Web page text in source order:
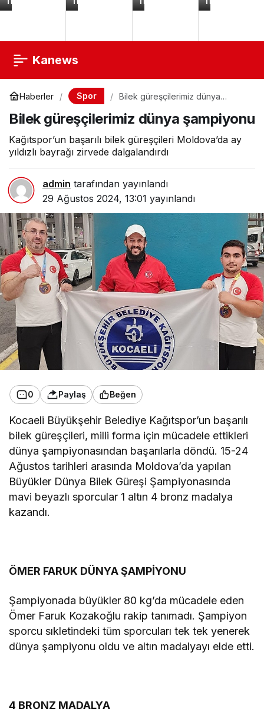
Kalıcı
g
Pleksi
Metalik
8
adet
LSOH
1m
60
Pembe
Kanews
Haberler Spor
Bilek güreşçilerimiz dünya
Bilek güreşçilerimiz dünya şampiyonu
Kağıtspor’un başarılı bilek güreşçileri Moldova’da ay
yıldızlı bayrağı zirvede dalgalandırdı
admin tarafından yayınlandı
29 Ağustos 2024, 13:01 yayınlandı
0 Paylaş Beğen
Kocaeli Büyükşehir Belediye Kağıtspor’un başarılı
bilek güreşçileri, milli forma için mücadele ettikleri
dünya şampiyonasından başarılarla döndü. 15-24
Ağustos tarihleri arasında Moldova’da yapılan
Büyükler Dünya Bilek Güreşi Şampiyonasında
mavi beyazlı sporcular 1 altın 4 bronz madalya
kazandı.
ÖMER FARUK DÜNYA ŞAMPİYONU
Şampiyonada büyükler 80 kg’da mücadele eden
Ömer Faruk Kozakoğlu rakip tanımadı. Şampiyon
sporcu sıkletindeki tüm sporcuları tek tek yenerek
dünya şampiyonu oldu ve altın madalyayı elde etti.
4 BRONZ MADALYA